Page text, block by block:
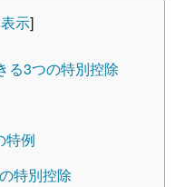
示]
る3つの特別控除
特例
特別控除